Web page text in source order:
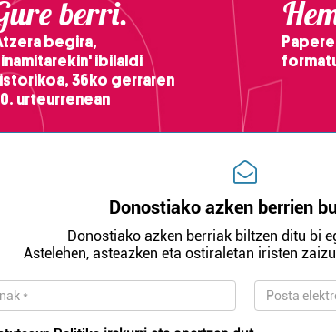
berri.
begira,
ibilaldi
36ko gerraren
urteurrenean
Donostiako azken berrien
Donostiako azken berriak biltzen ditu bi
Astelehen, asteazken eta ostiraletan iristen